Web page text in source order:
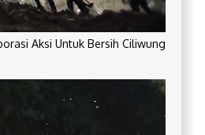
Aksi Untuk Bersih Ciliwung